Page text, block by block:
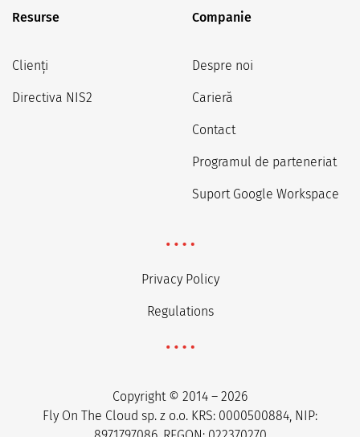
Resurse
Clienți
Directiva NIS2
Companie
Despre noi
Carieră
Contact
Programul de parteneriat
Suport Google Workspace
Privacy Policy
Regulations
Copyright © 2014 – 2026
Fly On The Cloud sp. z o.o. KRS: 0000500884, NIP: